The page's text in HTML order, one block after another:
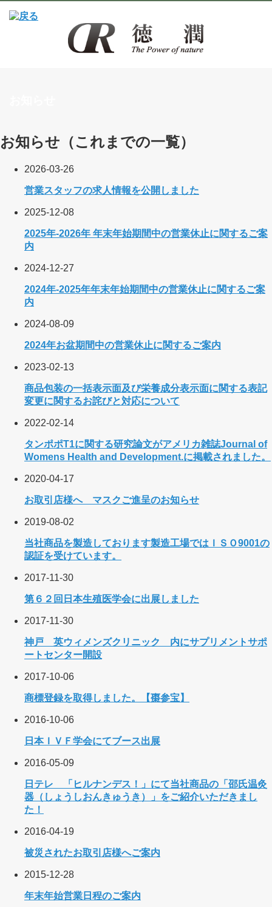
お知らせ（これまでの一覧）
2026-03-26
営業スタッフの求人情報を公開しました
2025-12-08
2025年-2026年 年末年始期間中の営業休止に関するご案
内
2024-12-27
2024年-2025年年末年始期間中の営業休止に関するご案
内
2024-08-09
2024年お盆期間中の営業休止に関するご案内
2023-02-13
商品包装の一括表示面及び栄養成分表示面に関する表記
変更に関するお詫びと対応について
2022-02-14
タンポポT1に関する研究論文がアメリカ雑誌Journal of
Womens Health and Development.に掲載されました。
2020-04-17
お取引店様へ マスクご進呈のお知らせ
2019-08-02
当社商品を製造しております製造工場ではＩＳＯ9001の
認証を受けています。
2017-11-30
第６２回日本生殖医学会に出展しました
2017-11-30
神戸 英ウィメンズクリニック 内にサプリメントサポ
ートセンター開設
2017-10-06
商標登録を取得しました。【棗参宝】
2016-10-06
日本ＩＶＦ学会にてブース出展
2016-05-09
日テレ 「ヒルナンデス！」にて当社商品の「邵氏温灸
器（しょうしおんきゅうき）」をご紹介いただきまし
た！
2016-04-19
被災されたお取引店様へご案内
2015-12-28
年末年始営業日程のご案内